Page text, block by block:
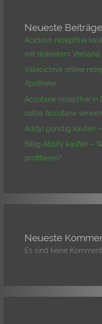
Neueste Beiträge
Aciclovir rezeptfrei
mit diskretem Versand
Valaciclovir online
Apotheke
Accutane rezeptfrei in
sollte Accutane
Addyi günstig kaufen
Billig Abilify kaufen –
profitieren?
Neueste
Es sind keine